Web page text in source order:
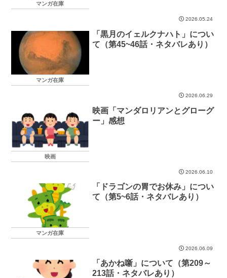
マンガ在庫
2026.05.24
マンガ在庫
「黒月のイェルクナハト」につい
て（第45~46話・ネタバレあり）
2026.06.29
映画
映画「マンダロリアンとグローグ
ー」感想
2026.06.10
マンガ在庫
「ドラゴンの胃でお休み」につい
て（第5~6話・ネタバレあり）
2026.06.09
「あかね噺」について（第209～
213話・ネタバレあり）